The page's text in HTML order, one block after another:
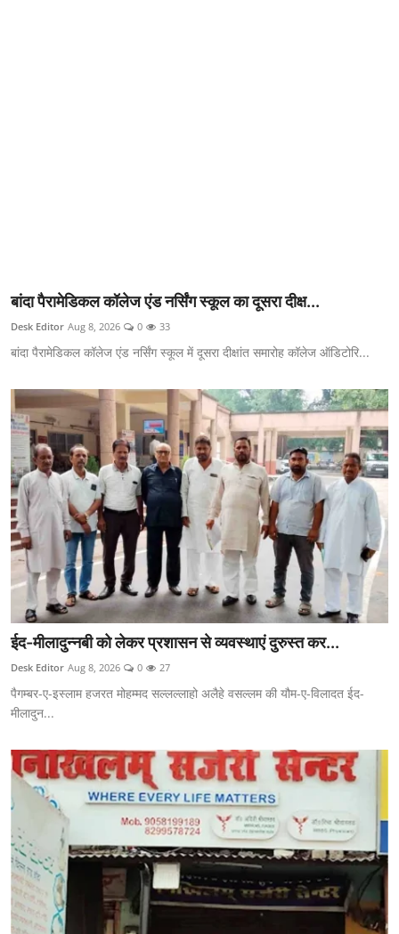
बांदा पैरामेडिकल कॉलेज एंड नर्सिंग स्कूल का दूसरा दीक्ष...
Desk Editor Aug 8, 2026 0 33
बांदा पैरामेडिकल कॉलेज एंड नर्सिंग स्कूल में दूसरा दीक्षांत समारोह कॉलेज ऑडिटोरि...
ईद-मीलादुन्नबी को लेकर प्रशासन से व्यवस्थाएं दुरुस्त कर...
Desk Editor Aug 8, 2026 0 27
पैगम्बर-ए-इस्लाम हजरत मोहम्मद सल्लल्लाहो अलैहे वसल्लम की यौम-ए-विलादत ईद-
मीलादुन...